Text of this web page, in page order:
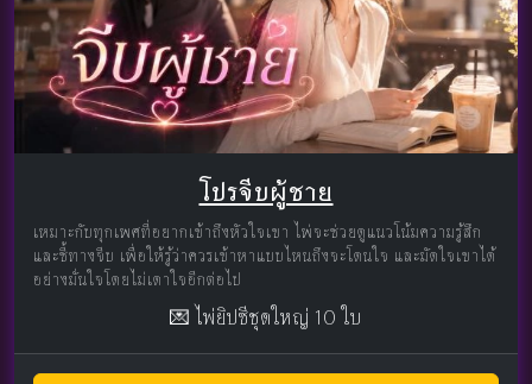
โปรจีบผู้ชาย
เหมาะกับทุกเพศที่อยากเข้าถึงหัวใจเขา ไพ่จะช่วยดูแนวโน้มความรู้สึก
และชี้ทางจีบ เพื่อให้รู้ว่าควรเข้าหาแบบไหนถึงจะโดนใจ และมัดใจเขาได้
อย่างมั่นใจโดยไม่เดาใจอีกต่อไป
💌 ไพ่ยิปซีชุดใหญ่ 10 ใบ